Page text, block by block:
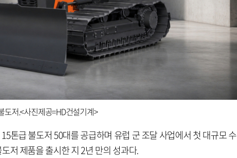
도저.<사진제공=HD건설기계>
톤급 불도저 50대를 공급하며 유럽 군 조달 사업에서 첫 대규모 수
저 제품을 출시한 지 2년 만의 성과다.